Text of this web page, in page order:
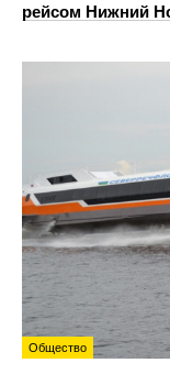
рейсом Нижний
Общество